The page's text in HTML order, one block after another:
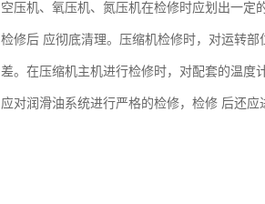
空压机、氧压机、氮压机在检修时应划出一定
检修后 应彻底清理。压缩机检修时，对运转
差。在压缩机主机进行检修时，对配套的温度
应对润滑油系统进行严格的检修，检修 后还应